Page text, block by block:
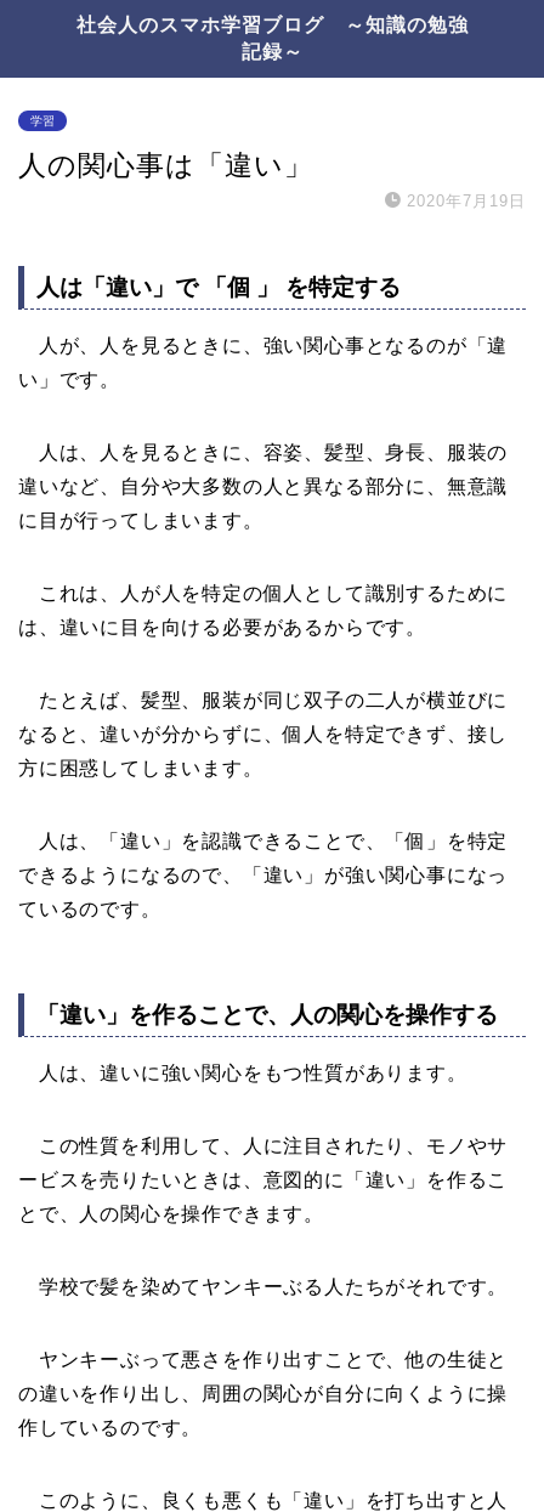
社会人のスマホ学習ブログ ～知識の勉強
記録～
学習
人の関心事は「違い」
2020年7月19日
人は「違い」で 「個 」 を特定する
人が、人を見るときに、強い関心事となるのが「違
い」です。
人は、人を見るときに、容姿、髪型、身長、服装の
違いなど、自分や大多数の人と異なる部分に、無意識
に目が行ってしまいます。
これは、人が人を特定の個人として識別するために
は、違いに目を向ける必要があるからです。
たとえば、髪型、服装が同じ双子の二人が横並びに
なると、違いが分からずに、個人を特定できず、接し
方に困惑してしまいます。
人は、「違い」を認識できることで、「個」を特定
できるようになるので、「違い」が強い関心事になっ
ているのです。
「違い」を作ることで、人の関心を操作する
人は、違いに強い関心をもつ性質があります。
この性質を利用して、人に注目されたり、モノやサ
ービスを売りたいときは、意図的に「違い」を作るこ
とで、人の関心を操作できます。
学校で髪を染めてヤンキーぶる人たちがそれです。
ヤンキーぶって悪さを作り出すことで、他の生徒と
の違いを作り出し、周囲の関心が自分に向くように操
作しているのです。
このように、良くも悪くも「違い」を打ち出すと人